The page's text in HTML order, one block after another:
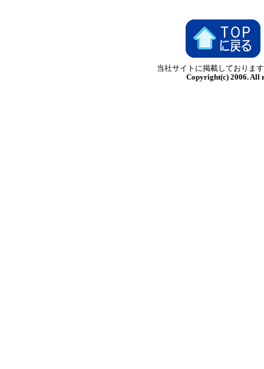
当社サイトに掲載しておりま
Copyright(c) 2006. All